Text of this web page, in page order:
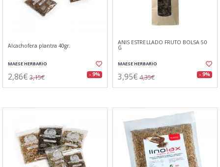
Alcachofera plantra 40gr.
MAESE HERBARIO
2,86€ 3,15€ - 9%
ANIS ESTRELLADO FRUTO BOLSA 50
G
MAESE HERBARIO
3,95€ 4,35€ - 9%